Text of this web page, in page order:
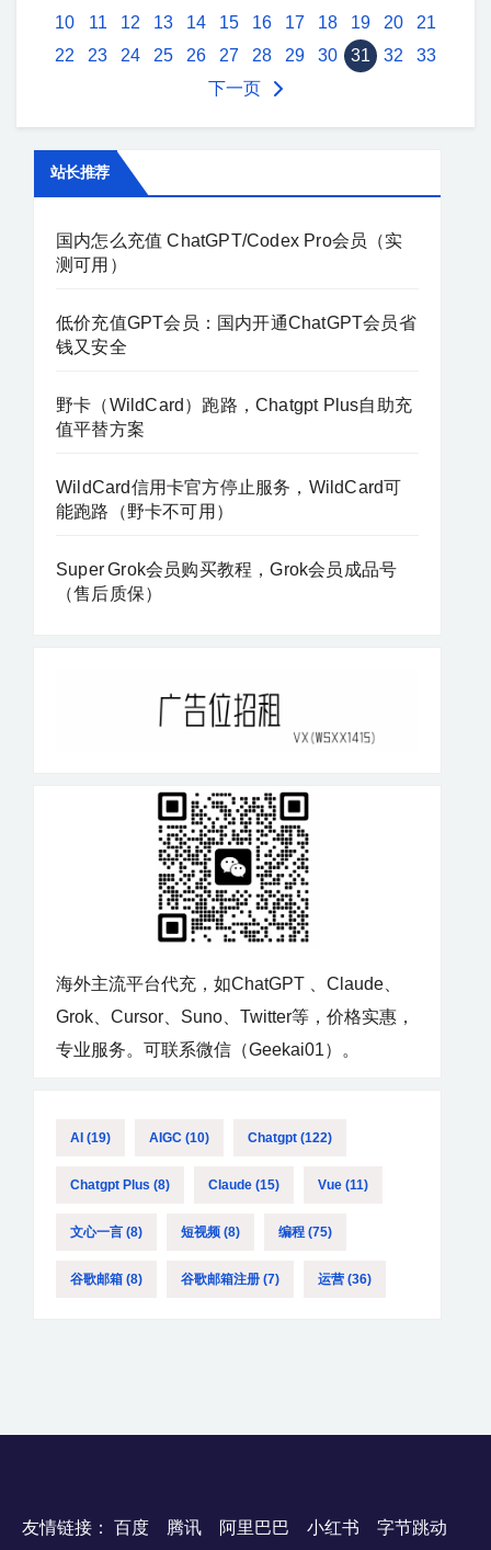
10
11 12 13 14 15 16 17 18 19 20
21
22
23 24 25 26 27 28 29 30 31 32
33
下一页
站长推荐
国内怎么充值 ChatGPT/Codex Pro会员（实
测可用）
低价充值GPT会员：国内开通ChatGPT会员省
钱又安全
野卡（WildCard）跑路，Chatgpt Plus自助充
值平替方案
WildCard信用卡官方停止服务，WildCard可
能跑路（野卡不可用）
Super Grok会员购买教程，Grok会员成品号
（售后质保）
海外主流平台代充，如ChatGPT 、Claude、
Grok、Cursor、Suno、Twitter等，价格实惠，
专业服务。可联系微信（Geekai01）。
AI (19) AIGC (10) Chatgpt (122)
Chatgpt Plus (8) Claude (15) Vue (11)
文心一言 (8) 短视频 (8) 编程 (75)
谷歌邮箱 (8) 谷歌邮箱注册 (7) 运营 (36)
友情链接： 百度 腾讯 阿里巴巴 小红书 字节跳动